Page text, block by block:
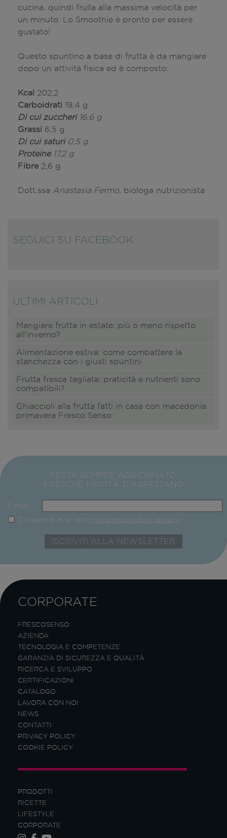
cucina, quindi frulla alla massima velocità per
un minuto. Lo Smoothie è pronto per essere
gustato!
Questo spuntino a base di frutta è da mangiare
dopo un attività fisica ed è composto:
Kcal 202,2
Carboidrati 19,4 g
Di cui zuccheri 16,6 g
Grassi 6,5 g
Di cui saturi 0,5 g
Proteine 17,2 g
Fibre 2,6 g
Dott.ssa Anastasia Fermo, biologa nutrizionista
SEGUICI SU FACEBOOK
ULTIMI ARTICOLI
Mangiare frutta in estate: più o meno rispetto
all'inverno?
Alimentazione estiva: come combattere la
stanchezza con i giusti spuntini
Frutta fresca tagliata: praticità e nutrienti sono
compatibili?
Ghiaccioli alla frutta fatti in casa con macedonia
primavera Fresco Senso
RESTA SEMPRE AGGIORNATO,
FRESCHE NOVITÀ TI ASPETTANO
Email:
Dichiaro di aver letto l'informativa sulla privacy
PRODOTTI
RICETTE
LIFESTYLE
CORPORATE
CORPORATE
FRESCOSENSO
AZIENDA
TECNOLOGIA E COMPETENZE
GARANZIA DI SICUREZZA E QUALITÀ
RICERCA E SVILUPPO
CERTIFICAZIONI
CATALOGO
LAVORA CON NOI
NEWS
CONTATTI
PRIVACY POLICY
COOKIE POLICY